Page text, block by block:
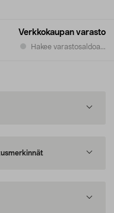
Verkkokaupan varasto
Hakee varastosaldoa...